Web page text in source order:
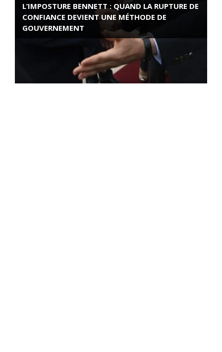
L’IMPOSTURE BENNETT : QUAND LA RUPTURE DE
CONFIANCE DEVIENT UNE MÉTHODE DE
GOUVERNEMENT
ROSE VALLAND, HEROÏNE DE LA RESISTANCE